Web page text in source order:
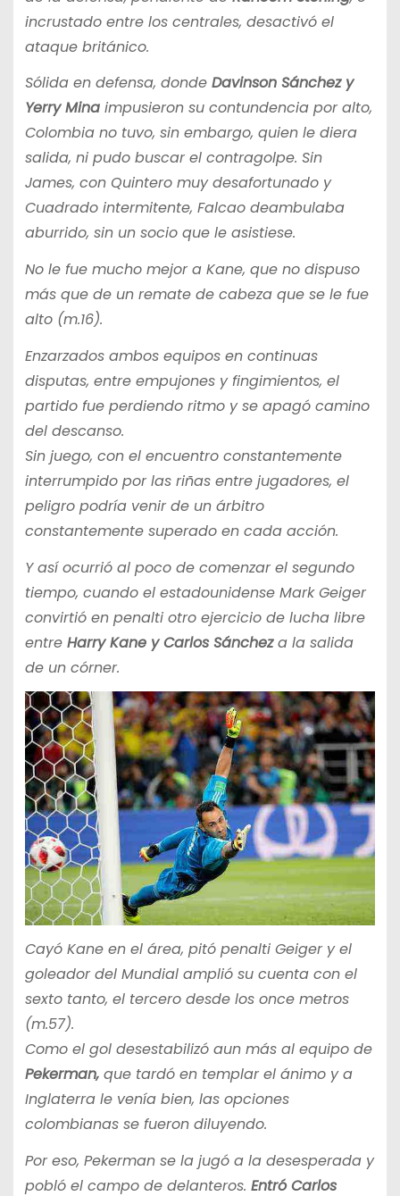
incrustado entre los centrales, desactivó el
ataque británico.
Sólida en defensa, donde Davinson Sánchez y
Yerry Minaimpusieron su contundencia por alto,
Colombia no tuvo, sin embargo, quien le diera
salida, ni pudo buscar el contragolpe. Sin
James, con Quintero muy desafortunado y
Cuadrado intermitente, Falcao deambulaba
aburrido, sin un socio que le asistiese.
No le fue mucho mejor a Kane, que no dispuso
más que de un remate de cabeza que se le fue
alto (m.16).
Enzarzados ambos equipos en continuas
disputas, entre empujones y fingimientos, el
partido fue perdiendo ritmo y se apagó camino
del descanso.
Sin juego, con el encuentro constantemente
interrumpido por las riñas entre jugadores, el
peligro podría venir de un árbitro
constantemente superado en cada acción.
Y así ocurrió al poco de comenzar el segundo
tiempo, cuando el estadounidense Mark Geiger
convirtió en penalti otro ejercicio de lucha libre
entre Harry Kane y Carlos Sáncheza la salida
de un córner.
Cayó Kane en el área, pitó penalti Geiger y el
goleador del Mundial amplió su cuenta con el
sexto tanto, el tercero desde los once metros
(m.57).
Como el gol desestabilizó aun más al equipo de
Pekerman,que tardó en templar el ánimo y a
Inglaterra le venía bien, las opciones
colombianas se fueron diluyendo.
Por eso, Pekerman se la jugó a la desesperada y
pobló el campo de delanteros. Entró Carlos